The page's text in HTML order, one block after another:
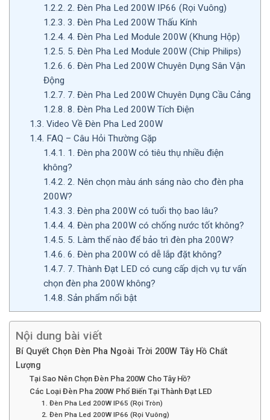
1.2.2. 2. Đèn Pha Led 200W IP66 (Rọi Vuông)
1.2.3. 3. Đèn Pha Led 200W Thấu Kính
1.2.4. 4. Đèn Pha Led Module 200W (Khung Hộp)
1.2.5. 5. Đèn Pha Led Module 200W (Chip Philips)
1.2.6. 6. Đèn Pha Led 200W Chuyên Dụng Sân Vận
Động
1.2.7. 7. Đèn Pha Led 200W Chuyên Dụng Cầu Cảng
1.2.8. 8. Đèn Pha Led 200W Tích Điện
1.3. Video Về Đèn Pha Led 200W
1.4. FAQ – Câu Hỏi Thường Gặp
1.4.1. 1. Đèn pha 200W có tiêu thụ nhiều điện
không?
1.4.2. 2. Nên chọn màu ánh sáng nào cho đèn pha
200W?
1.4.3. 3. Đèn pha 200W có tuổi thọ bao lâu?
1.4.4. 4. Đèn pha 200W có chống nước tốt không?
1.4.5. 5. Làm thế nào để bảo trì đèn pha 200W?
1.4.6. 6. Đèn pha 200W có dễ lắp đặt không?
1.4.7. 7. Thành Đạt LED có cung cấp dịch vụ tư vấn
chọn đèn pha 200W không?
1.4.8. Sản phẩm nổi bật
Nội dung bài viết
Bí Quyết Chọn Đèn Pha Ngoài Trời 200W Tây Hồ Chất
Lượng
Tại Sao Nên Chọn Đèn Pha 200W Cho Tây Hồ?
Các Loại Đèn Pha 200W Phổ Biến Tại Thành Đạt LED
1. Đèn Pha Led 200W IP65 (Rọi Tròn)
2. Đèn Pha Led 200W IP66 (Rọi Vuông)